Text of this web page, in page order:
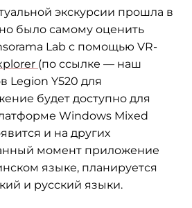
экскурсии прошла в
было самому оценить
Lab с помощью VR-
(по ссылке — наш
Legion Y520 для
будет доступно для
Windows Mixed
и на других
момент приложение
языке, планируется
и русский языки.